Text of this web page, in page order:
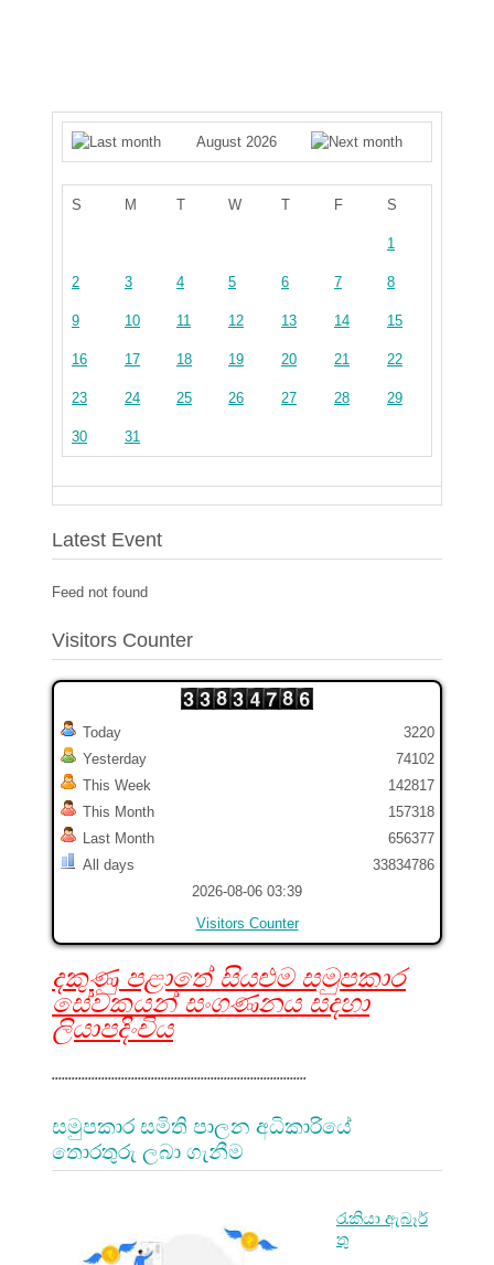
August 2026
S M T W T F S
1
2 3 4 5 6 7 8
9 10 11 12 13 14 15
16 17 18 19 20 21 22
23 24 25 26 27 28 29
30 31
Latest Event
Feed not found
Visitors Counter
Today
Yesterday
This Week
This Month
Last Month
All days
3220
74102
142817
157318
656377
33834786
2026-08-06 03:39
Visitors Counter
දකුණු පළාතේ සියළුම සමුපකාර
සේවකයන් සංගණනය සදහා
ලියාපදිංචිය
.............................................................................
සමුපකාර සමිති පාලන අධිකාරියේ
තොරතුරු ලබා ගැනීම
රැකියා ඇබෑර්
තු